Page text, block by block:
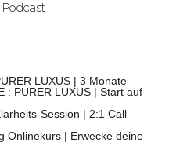
LUXUS | 3 Monate
: PURER LUXUS | Start auf
Session | 2:1 Call
Onlinekurs | Erwecke deine